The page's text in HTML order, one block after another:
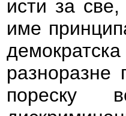
исти за
име
разноразне
пореску